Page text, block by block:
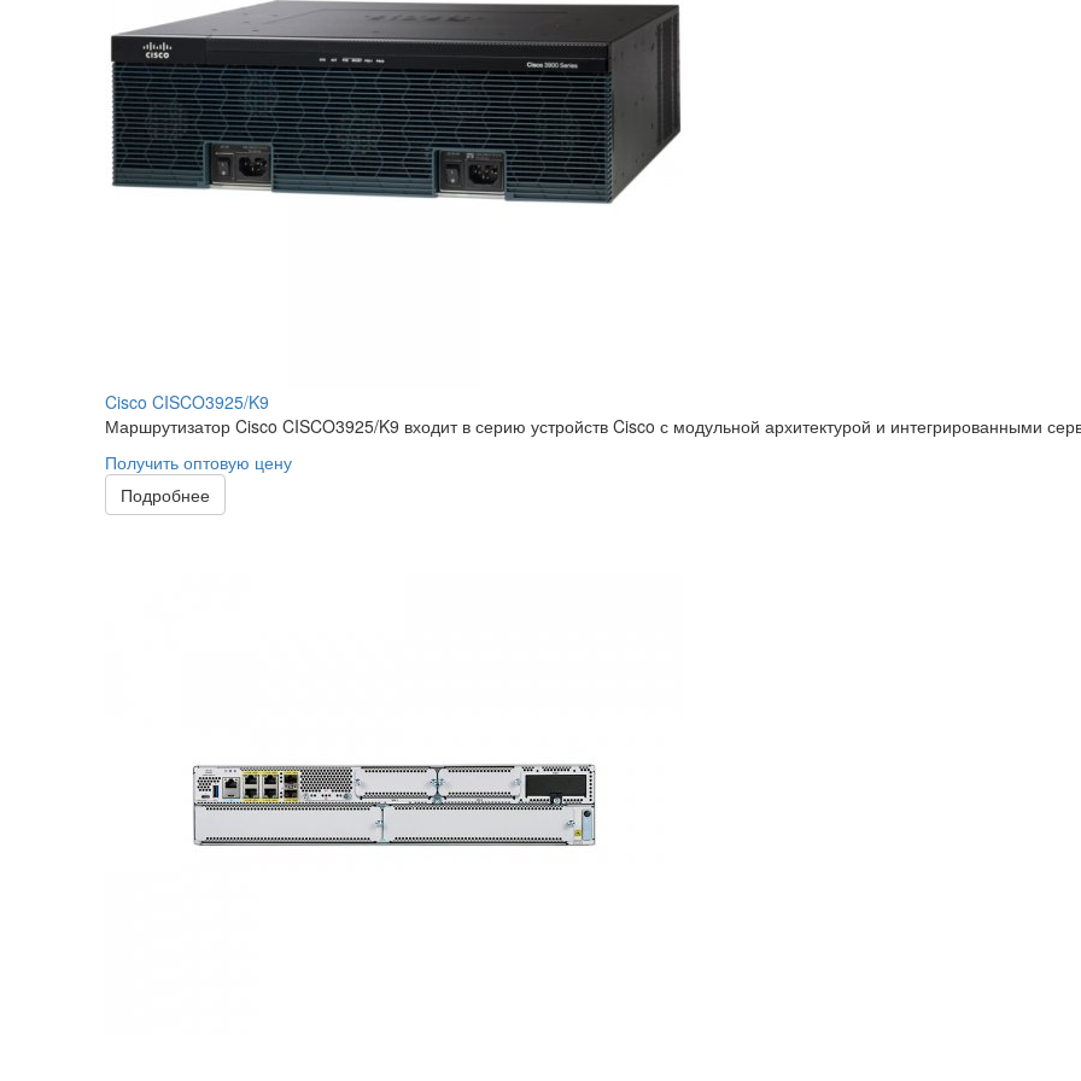
Cisco CISCO3925/K9
Маршрутизатор Cisco CISCO3925/K9 входит в серию устройств Cisco с модульной архитектурой и интегрированными
Получить оптовую цену
Подробнее